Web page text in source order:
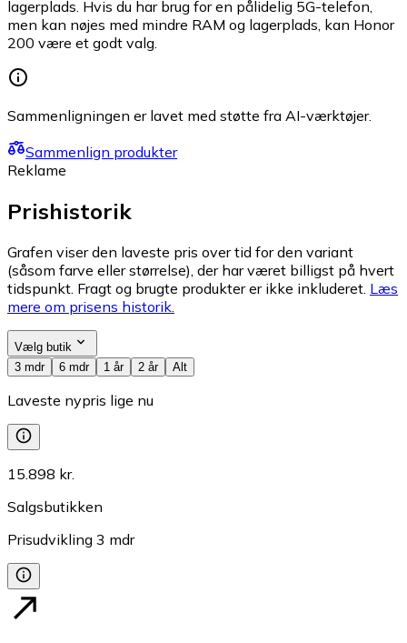
lagerplads. Hvis du har brug for en pålidelig 5G-telefon,
men kan nøjes med mindre RAM og lagerplads, kan Honor
200 være et godt valg.
Sammenligningen er lavet med støtte fra AI-værktøjer.
Sammenlign produkter
Reklame
Prishistorik
Grafen viser den laveste pris over tid for den variant
(såsom farve eller størrelse), der har været billigst på hvert
tidspunkt. Fragt og brugte produkter er ikke inkluderet. Læs
mere om prisens historik.
Vælg butik
3 mdr
6 mdr 1 år 2 år Alt
Laveste nypris lige nu
15.898 kr.
Salgsbutikken
Prisudvikling 3 mdr